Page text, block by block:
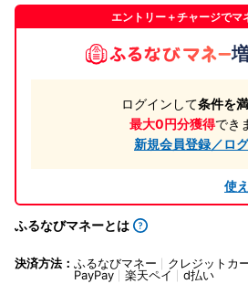
エントリー＋チャージでマ
ログインして条件を
最大0円分獲得でき
新規会員登録／ロ
使
ふるなびマネーとは
決済方法： ふるなびマネー クレジットカ
PayPay
楽天ペイ d払い